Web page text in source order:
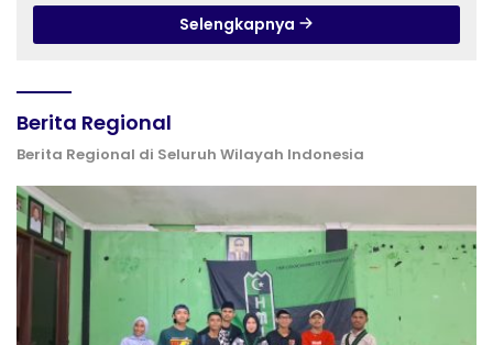
Selengkapnya
Berita Regional
Berita Regional di Seluruh Wilayah Indonesia